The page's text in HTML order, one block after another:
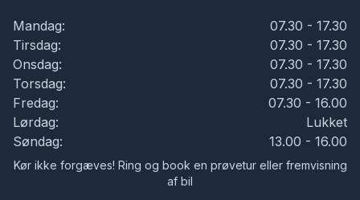
Mandag:
07.30 - 17.30
Tirsdag:
07.30 - 17.30
Onsdag:
07.30 - 17.30
Torsdag:
07.30 - 17.30
Fredag:
07.30 - 16.00
Lørdag:
Lukket
Søndag:
13.00 - 16.00
Kør ikke forgæves! Ring og book en prøvetur eller fremvisning
af bil